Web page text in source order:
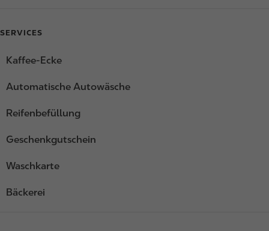
SERVICES
Kaffee-Ecke
Automatische Autowäsche
Reifenbefüllung
Geschenkgutschein
Waschkarte
Bäckerei